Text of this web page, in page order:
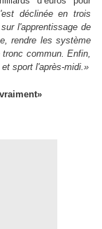
déclinée en trois
l'apprentissage de
rendre les système
commun. Enfin,
sport l'après-midi.»